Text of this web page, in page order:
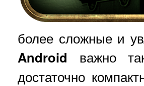
более сложные и
Android важно
достаточно